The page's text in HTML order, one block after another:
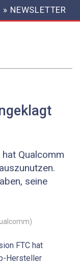
» NEWSLETTER
Qualcomm
seine
FTC hat
Hersteller